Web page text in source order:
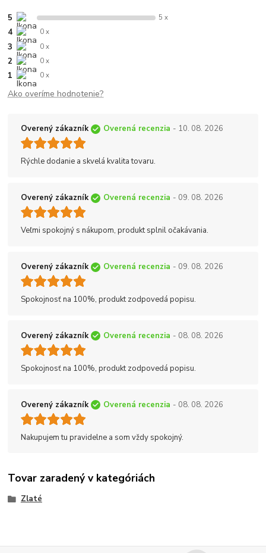
5 5 x
4 0 x
3 0 x
2 0 x
1 0 x
Ako overíme hodnotenie?
Overený zákazník Overená recenzia - 10. 08. 2026
Rýchle dodanie a skvelá kvalita tovaru.
Overený zákazník Overená recenzia - 09. 08. 2026
Veľmi spokojný s nákupom, produkt splnil očakávania.
Overený zákazník Overená recenzia - 09. 08. 2026
Spokojnosť na 100%, produkt zodpovedá popisu.
Overený zákazník Overená recenzia - 08. 08. 2026
Spokojnosť na 100%, produkt zodpovedá popisu.
Overený zákazník Overená recenzia - 08. 08. 2026
Nakupujem tu pravidelne a som vždy spokojný.
Tovar zaradený v kategóriách
Zlaté